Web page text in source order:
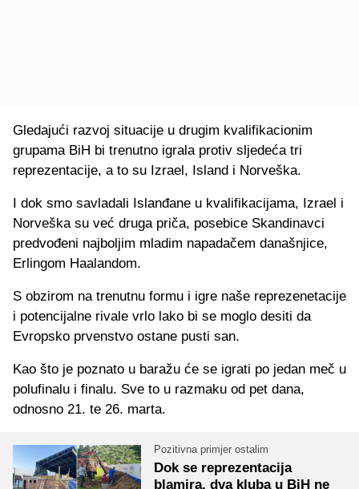
Gledajući razvoj situacije u drugim kvalifikacionim
grupama BiH bi trenutno igrala protiv sljedeća tri
reprezentacije, a to su Izrael, Island i Norveška.
I dok smo savladali Islanđane u kvalifikacijama, Izrael i
Norveška su već druga priča, posebice Skandinavci
predvođeni najboljim mladim napadačem današnjice,
Erlingom Haalandom.
S obzirom na trenutnu formu i igre naše reprezenetacije
i potencijalne rivale vrlo lako bi se moglo desiti da
Evropsko prvenstvo ostane pusti san.
Kao što je poznato u baražu će se igrati po jedan meč u
polufinalu i finalu. Sve to u razmaku od pet dana,
odnosno 21. te 26. marta.
Pozitivna primjer ostalim
Dok se reprezentacija
blamira, dva kluba u BiH ne